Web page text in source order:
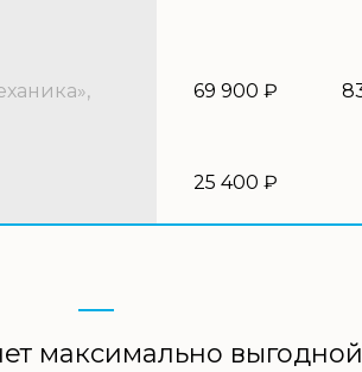
69 900 ₽
25 400 ₽
максимально